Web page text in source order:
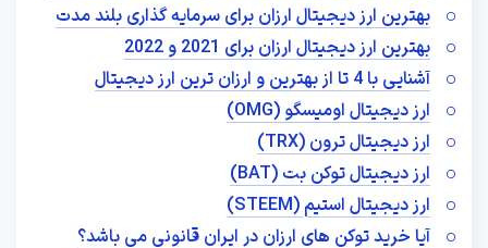
بهترین ارز دیجیتال ارزان برای سرمایه گذاری بلند مدت
بهترین ارز دیجیتال ارزان برای 2021 و 2022
آشنایی با 4 تا از بهترین و ارزان ترین ارز دیجیتال
ارز دیجیتال اومیسگو (OMG)
ارز دیجیتال ترون (TRX)
ارز دیجیتال توکن بت (BAT)
ارز دیجیتال استیم (STEEM)
آیا خرید توکن های ارزان در ایران قانونی می باشد؟